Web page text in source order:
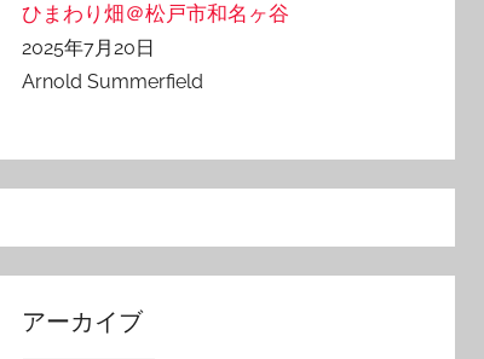
ひまわり畑＠松戸市和名ヶ谷
2025年7月20日
Arnold Summerfield
アーカイブ